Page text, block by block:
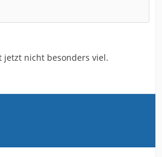
jetzt nicht besonders viel.